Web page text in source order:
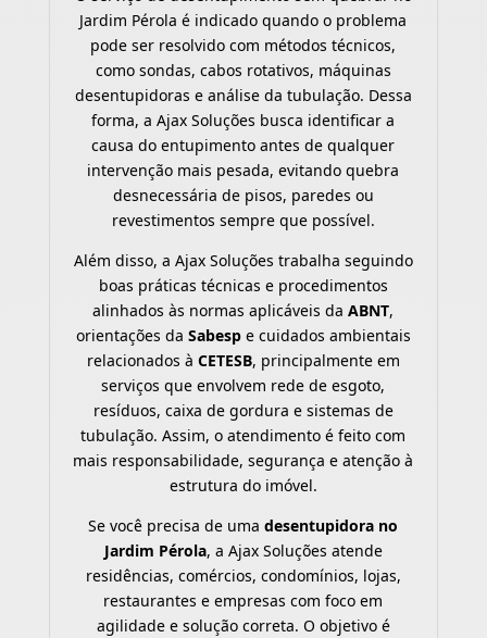
Jardim Pérola é indicado quando o problema
pode ser resolvido com métodos técnicos,
como sondas, cabos rotativos, máquinas
desentupidoras e análise da tubulação. Dessa
forma, a Ajax Soluções busca identificar a
causa do entupimento antes de qualquer
intervenção mais pesada, evitando quebra
desnecessária de pisos, paredes ou
revestimentos sempre que possível.
Além disso, a Ajax Soluções trabalha seguindo
boas práticas técnicas e procedimentos
alinhados às normas aplicáveis daABNT,
orientações da Sabespe cuidados ambientais
relacionados à CETESB, principalmente em
serviços que envolvem rede de esgoto,
resíduos, caixa de gordura e sistemas de
tubulação. Assim, o atendimento é feito com
mais responsabilidade, segurança e atenção à
estrutura do imóvel.
Se você precisa de umadesentupidora no
Jardim Pérola, a Ajax Soluções atende
residências, comércios, condomínios, lojas,
restaurantes e empresas com foco em
agilidade e solução correta. O objetivo é